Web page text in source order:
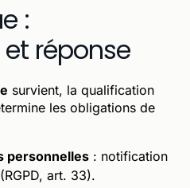
:
réponse
survient, la qualification
les obligations de
personnelles : notification
art. 33).